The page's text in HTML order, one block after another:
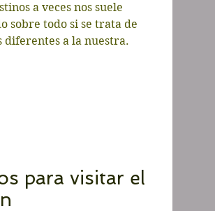
a veces nos suele
sobre todo si se trata de
diferentes a la nuestra.
para visitar el